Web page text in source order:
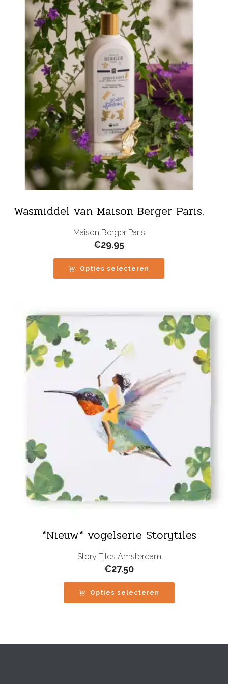
Wasmiddel van Maison Berger Paris.
Maison Berger Paris
€29.95
Opties selecteren
*Nieuw* vogelserie Storytiles
Story Tiles Amsterdam
€27.50
Opties selecteren